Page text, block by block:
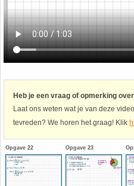
Heb je een vraag of opmerking
Laat ons weten wat je van deze
tevreden? We horen het graag! Klik
Opgave 22 Opgave 23
HAVO 4A - Hoofdstuk 5 -
HAVO 4B - Hoofdstuk 4 -
HAVO 4B - Hoofdstuk 5 -
en logaritmen
HAVO 4B - Hoofdstuk 6 - De
10. Inhoud bol
11. Inhoud cilinder
12. Inhoud kegel
13. Inhoud piramide
14. Inhoud prisma